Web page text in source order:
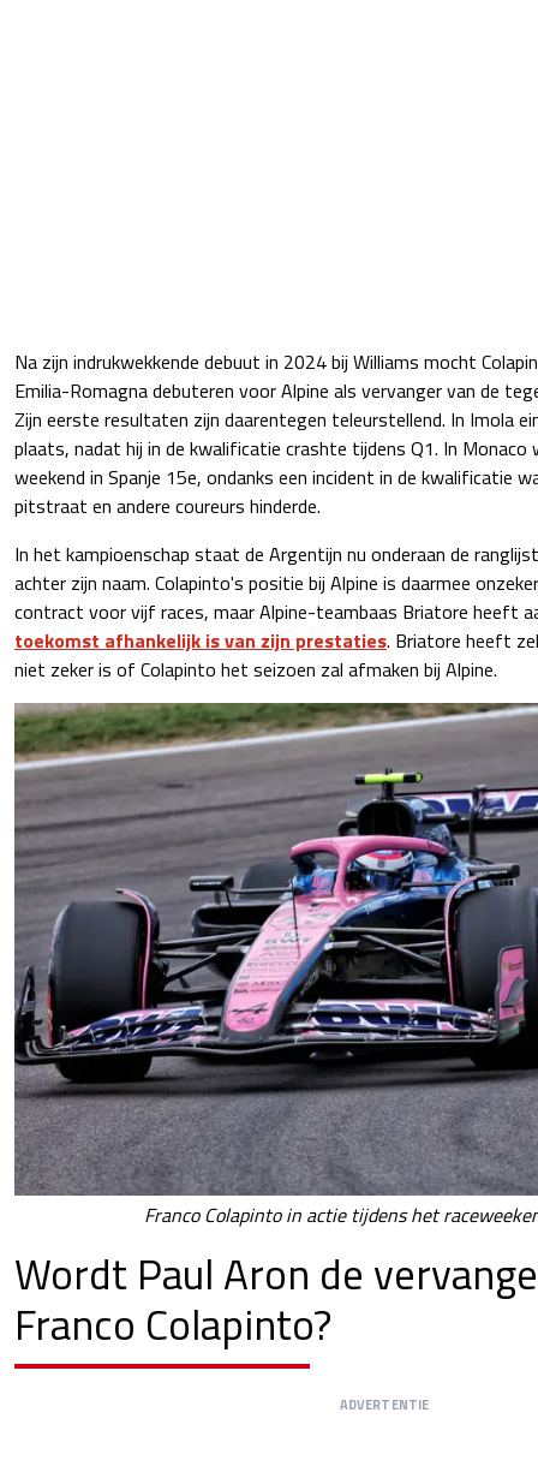
Na zijn indrukwekkende debuut in 2024 bij Williams mocht
Emilia-Romagna debuteren voor Alpine als vervanger van de
Zijn eerste resultaten zijn daarentegen teleurstellend. In Imola
plaats, nadat hij in de kwalificatie crashte tijdens Q1. In Monaco
weekend in Spanje 15e, ondanks een incident in de kwalificatie
pitstraat en andere coureurs hinderde.
In het kampioenschap staat de Argentijn nu onderaan de
achter zijn naam. Colapinto's positie bij Alpine is daarmee
contract voor vijf races, maar Alpine-teambaas Briatore heeft
toekomst afhankelijk is van zijn prestaties. Briatore heeft
niet zeker is of Colapinto het seizoen zal afmaken bij Alpine.
Franco Colapinto in actie tijdens het
Wordt Paul Aron de
Franco Colapinto?
ADVERTENTIE